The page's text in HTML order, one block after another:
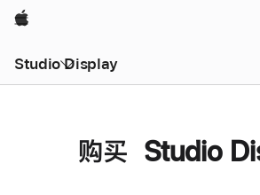
Apple
Studio Display
购买 Studio